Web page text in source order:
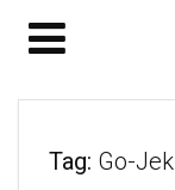
Tag: Go-Jek